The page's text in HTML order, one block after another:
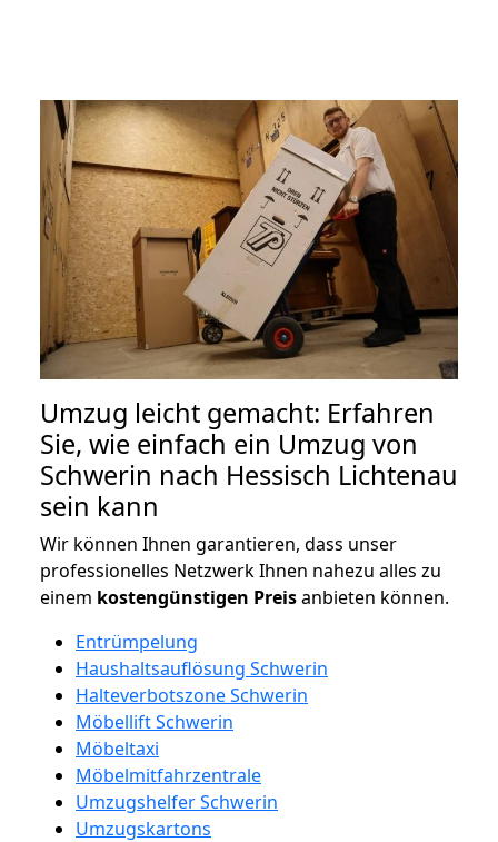
Umzug leicht gemacht: Erfahren
Sie, wie einfach ein Umzug von
Schwerin nach Hessisch Lichtenau
sein kann
Wir können Ihnen garantieren, dass unser
professionelles Netzwerk Ihnen nahezu alles zu
einem kostengünstigen Preisanbieten können.
Entrümpelung
Haushaltsauflösung Schwerin
Halteverbotszone Schwerin
Möbellift Schwerin
Möbeltaxi
Möbelmitfahrzentrale
Umzugshelfer Schwerin
Umzugskartons